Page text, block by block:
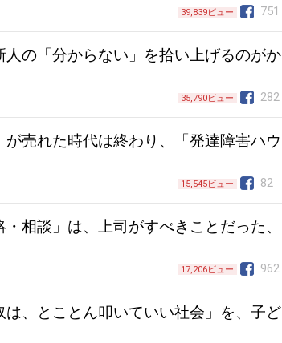
39,839ビュー 751
人の「分からない」を拾い上げるのが
35,790ビュー 282
が売れた時代は終わり、「発達障害ハ
15,545ビュー 82
・相談」は、上司がすべきことだった
17,206ビュー 962
は、とことん叩いていい社会」を、子